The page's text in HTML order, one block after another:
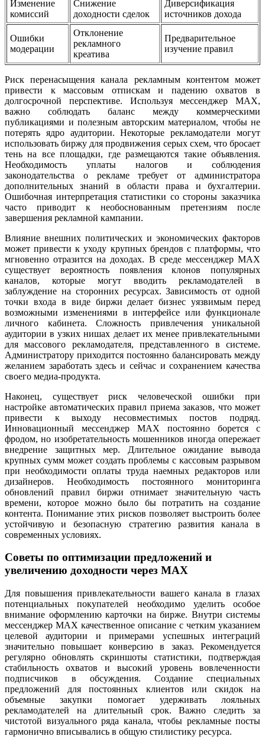
Изменение
комиссий
Снижение
доходности сделок
Диверсификация
источников дохода
Ошибки
модерации
Отклонение
рекламного
креатива
Предварительное
изучение правил
Риск перенасыщения канала рекламным контентом может
привести к массовым отпискам и падению охватов в
долгосрочной перспективе. Используя мессенджер MAX,
важно соблюдать баланс между коммерческими
публикациями и полезным авторским материалом, чтобы не
потерять ядро аудитории. Некоторые рекламодатели могут
использовать биржу для продвижения серых схем, что бросает
тень на все площадки, где размещаются такие объявления.
Необходимость уплаты налогов и соблюдения
законодательства о рекламе требует от администратора
дополнительных знаний в области права и бухгалтерии.
Ошибочная интерпретация статистики со стороны заказчика
часто приводит к необоснованным претензиям после
завершения рекламной кампании.
Влияние внешних политических и экономических факторов
может привести к уходу крупных брендов с платформы, что
мгновенно отразится на доходах. В среде мессенджер MAX
существует вероятность появления клонов популярных
каналов, которые могут вводить рекламодателей в
заблуждение на сторонних ресурсах. Зависимость от одной
точки входа в виде биржи делает бизнес уязвимым перед
возможными изменениями в интерфейсе или функционале
личного кабинета. Сложность привлечения уникальной
аудитории в узких нишах делает их менее привлекательными
для массового рекламодателя, представленного в системе.
Администратору приходится постоянно балансировать между
желанием заработать здесь и сейчас и сохранением качества
своего медиа-продукта.
Наконец, существует риск человеческой ошибки при
настройке автоматических правил приема заказов, что может
привести к выходу несовместимых постов подряд.
Инновационный мессенджер MAX постоянно борется с
фродом, но изобретательность мошенников иногда опережает
внедрение защитных мер. Длительное ожидание вывода
крупных сумм может создать проблемы с кассовым разрывом
при необходимости оплаты труда наемных редакторов или
дизайнеров. Необходимость постоянного мониторинга
обновлений правил биржи отнимает значительную часть
времени, которое можно было бы потратить на создание
контента. Понимание этих рисков позволяет выстроить более
устойчивую и безопасную стратегию развития канала в
современных условиях.
Советы по оптимизации предложений и
увеличению доходности через MAX
Для повышения привлекательности вашего канала в глазах
потенциальных покупателей необходимо уделить особое
внимание оформлению карточки на бирже. Внутри системы
мессенджер MAX качественное описание с четким указанием
целевой аудитории и примерами успешных интеграций
значительно повышает конверсию в заказ. Рекомендуется
регулярно обновлять скриншоты статистики, подтверждая
стабильность охватов и высокий уровень вовлеченности
подписчиков в обсуждения. Создание специальных
предложений для постоянных клиентов или скидок на
объемные закупки помогает удерживать лояльных
рекламодателей на длительный срок. Важно следить за
чистотой визуального ряда канала, чтобы рекламные посты
гармонично вписывались в общую стилистику ресурса.